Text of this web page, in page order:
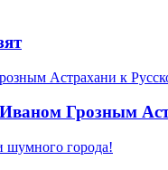
Грозным